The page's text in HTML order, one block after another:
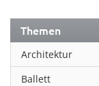
Themen
Architektur
Ballett